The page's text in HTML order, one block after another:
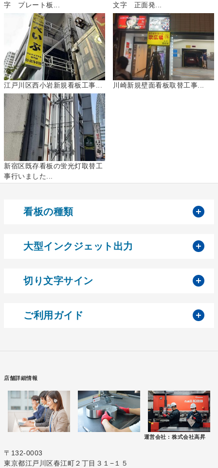
字 プレート板...
文字 正面発...
江戸川区西小岩新規看板工事... 川崎新規壁面看板取替工事...
新宿区既存看板の蛍光灯取替工
事行いました...
看板の種類
大型インクジェット出力
切り文字サイン
ご利用ガイド
店舗詳細情報
運営会社 : 株式会社高昇
〒132-0003
東京都江戸川区春江町２丁目３１−１５